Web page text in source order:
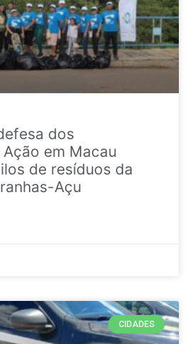
dos
em Macau
de resíduos da
Açu
CIDADES